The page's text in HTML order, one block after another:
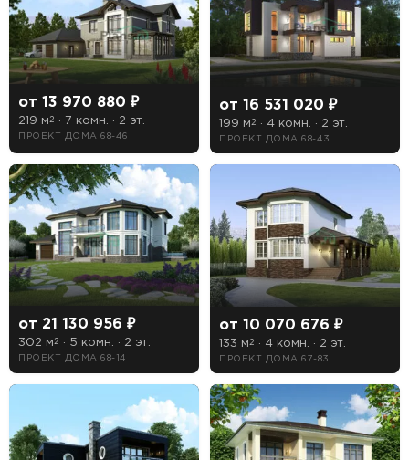
от 13 970 880 ₽
219 м 2 · 7 комн. · 2 эт.
ПРОЕКТ ДОМА 68-46
от 16 531 020 ₽
199 м 2 · 4 комн. · 2 эт.
ПРОЕКТ ДОМА 68-43
от 21 130 956 ₽
302 м 2 · 5 комн. · 2 эт.
ПРОЕКТ ДОМА 68-14
от 10 070 676 ₽
133 м 2 · 4 комн. · 2 эт.
ПРОЕКТ ДОМА 67-83
2 гаража
Бассейн
Второй свет
Зимний сад
Кухня-столовая
Лоджия
Сауна
Терраса
Цоколь
Есть